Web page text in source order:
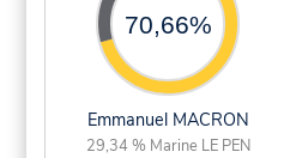
70,66%
Emmanuel MACRON
29,34 % Marine LE PEN